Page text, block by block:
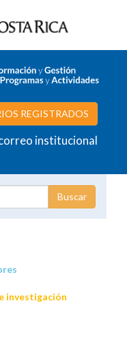
REGISTRADOS
institucional
investigación